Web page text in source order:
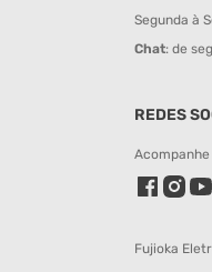
Segunda à
Chat: de
REDES
Fujioka